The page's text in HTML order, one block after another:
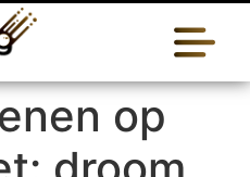
op